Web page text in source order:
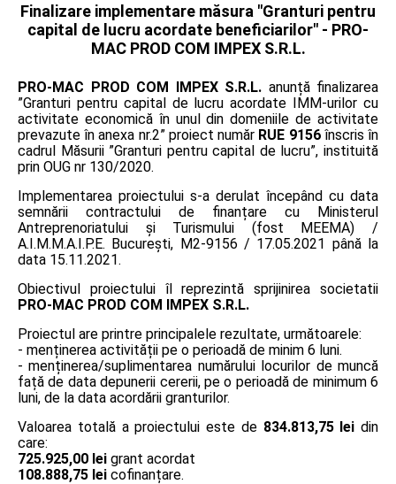
Finalizare implementare măsura "Granturi pentru
capital de lucru acordate beneficiarilor" - PRO-
MAC PROD COM IMPEX S.R.L.
PRO-MAC PROD COM IMPEX S.R.L. anunță finalizarea
”Granturi pentru capital de lucru acordate IMM-urilor cu
activitate economică în unul din domeniile de activitate
prevazute în anexa nr.2” proiect număr RUE 9156înscris în
cadrul Măsurii ”Granturi pentru capital de lucru”, instituită
prin OUG nr 130/2020.
Implementarea proiectului s-a derulat începând cu data
semnării contractului de finanțare cu Ministerul
Antreprenoriatului și Turismului (fost MEEMA) /
A.I.M.M.A.I.P.E. București, M2-9156 / 17.05.2021 până la
data 15.11.2021.
Obiectivul proiectului îl reprezintă sprijinirea societatii
PRO-MAC PROD COM IMPEX S.R.L.
Proiectul are printre principalele rezultate, următoarele:
- menținerea activității pe o perioadă de minim 6 luni.
- menținerea/suplimentarea numărului locurilor de muncă
față de data depunerii cererii, pe o perioadă de minimum 6
luni, de la data acordării granturilor.
Valoarea totală a proiectului este de 834.813,75 lei din
care:
725.925,00 lei grant acordat
108.888,75 lei cofinanțare.